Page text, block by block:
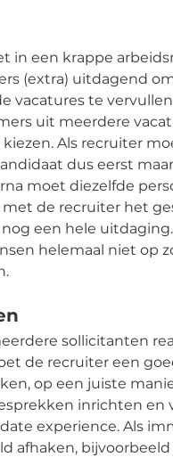
in een krappe
(extra) uitdagend
vacatures te
uit meerdere
Als recruiter
dus eerst
moet diezelfde
de recruiter het
nog een hele
helemaal niet op
sollicitanten
de recruiter een
op een juiste
inrichten en
experience. Als
afhaken,